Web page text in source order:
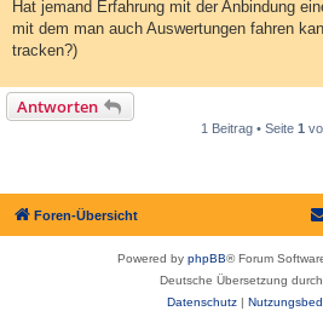
r
a
Hat jemand Erfahrung mit der Anbindung
mit dem man auch Auswertungen fahren
tracken?)
Antworten
1 Beitrag • Seite 1
Foren-Übersicht
Powered by phpBB® Forum
Deutsche Übersetzung durch
Datenschutz|